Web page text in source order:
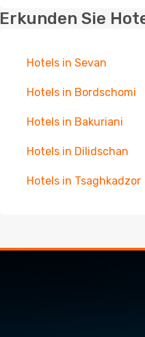
Erkunden Sie
Hotels in Sevan
Hotels in Bordschomi
Hotels in Bakuriani
Hotels in Dilidschan
Hotels in Tsaghkadzor